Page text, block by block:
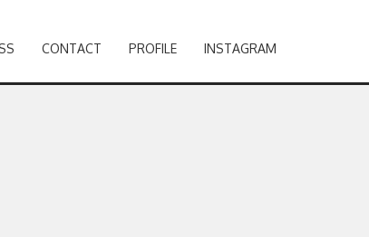
CONTACT PROFILE INSTAGRAM